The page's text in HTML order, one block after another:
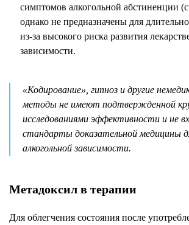
симптомов алкогольной абстиненции
однако не предназначены для
из-за высокого риска развития
зависимости.
«Кодирование», гипноз и другие
методы не имеют подтвержденной
исследованиями эффективности и не
стандарты доказательной медицины
алкогольной зависимости.
Метадоксил в терапии
Для облегчения состояния после